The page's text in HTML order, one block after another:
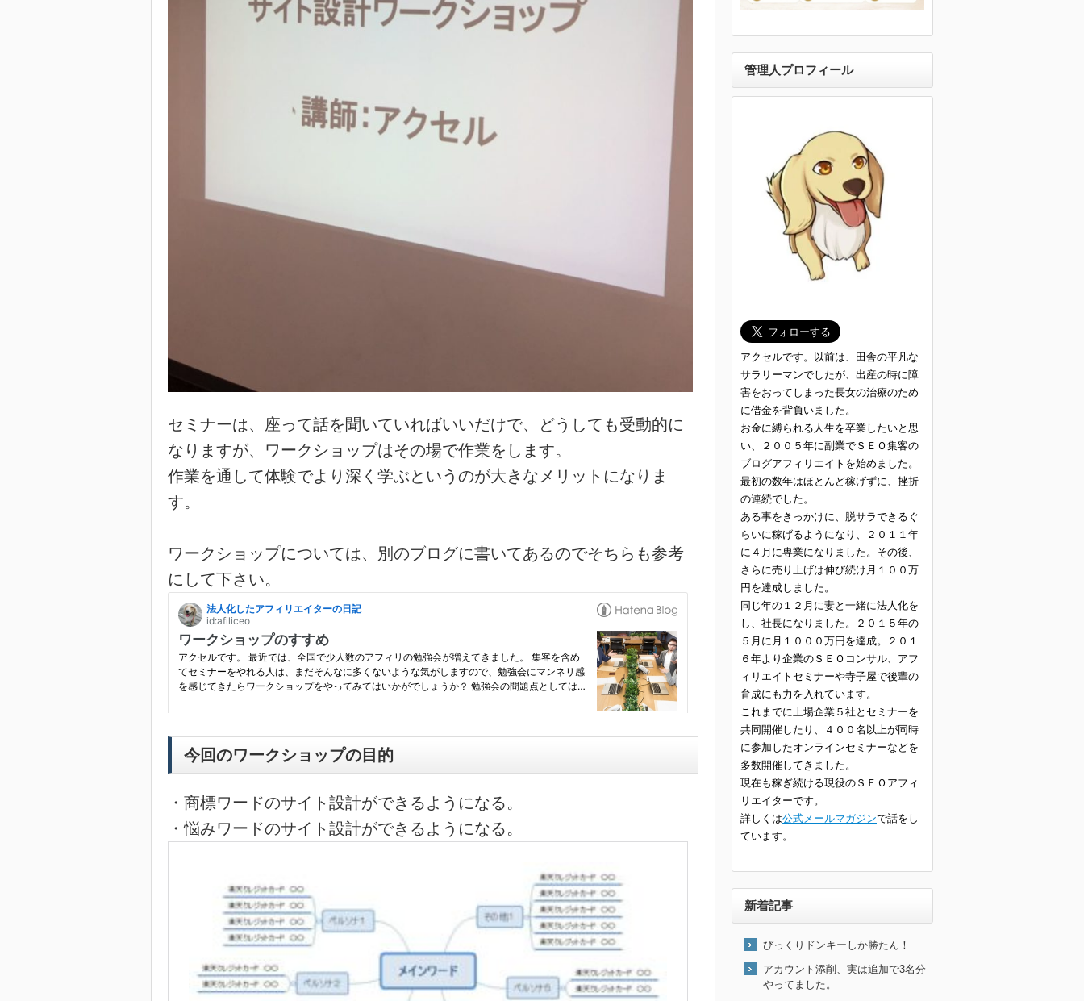
セミナーは、座って話を聞いていればいいだけで、どうしても受動的に
なりますが、ワークショップはその場で作業をします。
作業を通して体験でより深く学ぶというのが大きなメリットになりま
す。
ワークショップについては、別のブログに書いてあるのでそちらも参考
にして下さい。
今回のワークショップの目的
・商標ワードのサイト設計ができるようになる。
・悩みワードのサイト設計ができるようになる。
管理人プロフィール
アクセルです。以前は、田舎の平凡な
サラリーマンでしたが、出産の時に障
害をおってしまった長女の治療のため
に借金を背負いました。
お金に縛られる人生を卒業したいと思
い、２００５年に副業でＳＥＯ集客の
ブログアフィリエイトを始めました。
最初の数年はほとんど稼げずに、挫折
の連続でした。
ある事をきっかけに、脱サラできるぐ
らいに稼げるようになり、２０１１年
に４月に専業になりました。その後、
さらに売り上げは伸び続け月１００万
円を達成しました。
同じ年の１２月に妻と一緒に法人化を
し、社長になりました。２０１５年の
５月に月１０００万円を達成。２０１
６年より企業のＳＥＯコンサル、アフ
ィリエイトセミナーや寺子屋で後輩の
育成にも力を入れています。
これまでに上場企業５社とセミナーを
共同開催したり、４００名以上が同時
に参加したオンラインセミナーなどを
多数開催してきました。
現在も稼ぎ続ける現役のＳＥＯアフィ
リエイターです。
詳しくは公式メールマガジンで話をし
ています。
新着記事
びっくりドンキーしか勝たん！
アカウント添削、実は追加で3名分
やってました。